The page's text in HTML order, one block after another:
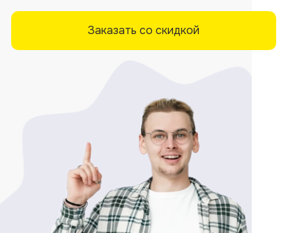
Заказать со скидкой